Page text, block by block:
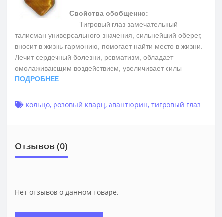
Свойства обобщенно:
Тигровый глаз замечательный
талисман универсального значения, сильнейший оберег,
вносит в жизнь гармонию, помогает найти место в жизни.
Лечит сердечный болезни, ревматизм, обладает
омолаживающим воздействием, увеличивает силы
ПОДРОБНЕЕ
кольцо, розовый кварц, авантюрин, тигровый глаз
Отзывов (0)
Нет отзывов о данном товаре.